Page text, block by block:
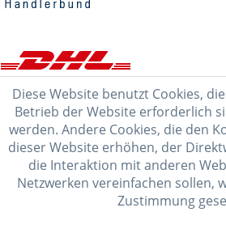
Diese Website benutzt Cookies,
Betrieb der Website erforderlich
werden. Andere Cookies, die den
dieser Website erhöhen, der
die Interaktion mit anderen
Netzwerken vereinfachen sollen,
Zustimmung